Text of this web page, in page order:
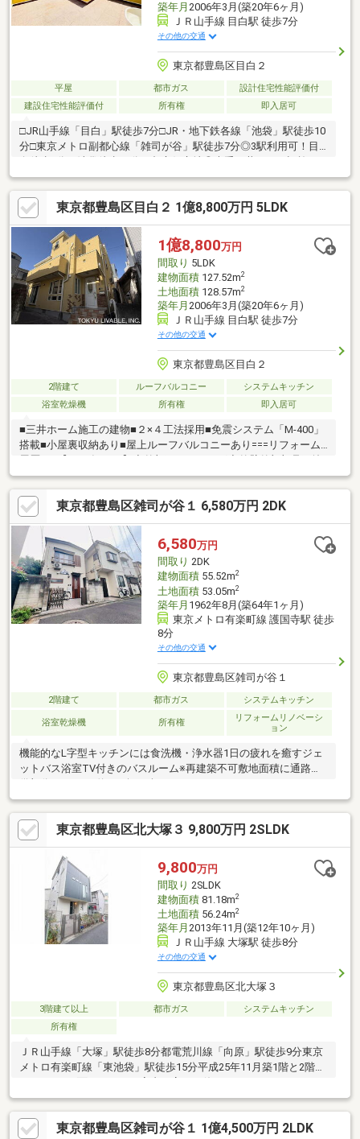
築年月 2006年3月(築20年6ヶ月)
ＪＲ山手線 目白駅 徒歩7分
その他の交通
東京都豊島区目白２
平屋 都市ガス
設計住宅性能評価付
建設住宅性能評価付
所有権 即入居可
□JR山手線「目白」駅徒歩7分□JR・地下鉄各線「池袋」駅徒歩10
分□東京メトロ副都心線「雑司が谷」駅徒歩7分◎3駅利用可！目
工！地震に強い2×4工法＆免震住宅◎家族皆がゆったり暮らせる
収納豊富な広々5LDK設計◎第一種低層の閑静な住宅街！南西向き
で陽当たりも良好◎開放感あふれる屋上ルーフテラスから圧巻の
眺望を臨む皆様が住まいに求める「もっと」を未来へつなぐ道し
るべであります様、”不動産のエキスパート”としてお客様の住ま
いさがしをサポートします。□現地のご見学、資料請求受付中で
す！
東京都豊島区目白２ 1億8,800万円 5LDK
1億8,800万円
間取り 5LDK
建物面積127.52m2
土地面積128.57m2
築年月 2006年3月(築20年6ヶ月)
ＪＲ山手線 目白駅 徒歩7分
その他の交通
東京都豊島区目白２
2階建て ルーフバルコニー
システムキッチン
浴室乾燥機
所有権 即入居可
■三井ホーム施工の建物■２×４工法採用■免震システム「M-400」
搭載■小屋裏収納あり■屋上ルーフバルコニーあり===リフォーム
装◇バルコニードレン再防水【2016年2月】◇外部再シーリング
◇浴室再シーリング◇バルコニードレン再防水◇屋根板金再塗装
◇再防腐防蟻◇免震装置10年点検※建築基準法の道路に接道して
いないため、原則として再建築不可。ただし、建築基準法第43.条
第2項第2号の許可を受けることが出来れば再建築可能（建築審査
会の同意要）通路面積４７m2（持分１／４)あり。
東京都豊島区雑司が谷１ 6,580万円 2DK
6,580万円
間取り 2DK
建物面積55.52m2
土地面積53.05m2
築年月 1962年8月(築64年1ヶ月)
東京メトロ有楽町線 護国寺駅 徒歩
8分
その他の交通
東京都豊島区雑司が谷１
2階建て 都市ガス システムキッチン
浴室乾燥機 所有権
リフォームリノベーシ
ョン
機能的なL字型キッチンには食洗機・浄水器1日の疲れを癒すジェ
ットバス浴室TV付きのバスルーム※再建築不可敷地面積に通路提
東京都豊島区北大塚３ 9,800万円 2SLDK
9,800万円
間取り 2SLDK
建物面積81.18m2
土地面積56.24m2
築年月 2013年11月(築12年10ヶ月)
ＪＲ山手線 大塚駅 徒歩8分
その他の交通
東京都豊島区北大塚３
3階建て以上 都市ガス
システムキッチン
所有権
ＪＲ山手線「大塚」駅徒歩8分都電荒川線「向原」駅徒歩9分東京
メトロ有楽町線「東池袋」駅徒歩15分平成25年11月築1階と2階に
東京都豊島区雑司が谷１ 1億4,500万円 2LDK